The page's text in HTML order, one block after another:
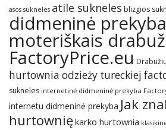
asos sukneles atile sukneles blizgios
didmeninė prekyba
moteriškais
FactoryPrice.eu
hurtownia odzieży tureckiej
sukneles internetinė didmeninė prekyba
internetu didmeninė prekyba Jak
hurtowniękarko hurtownia